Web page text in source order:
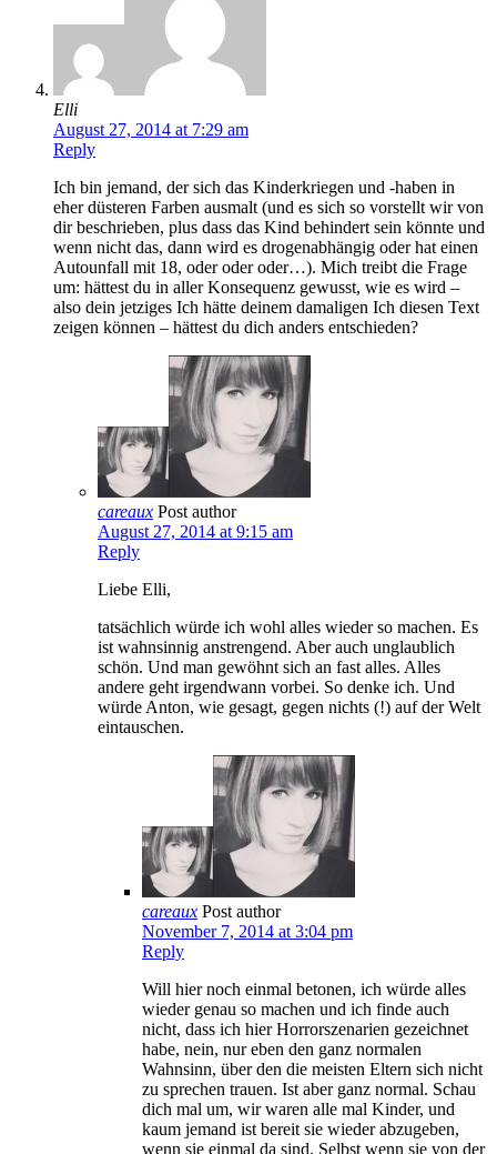
Elli
August 27, 2014 at 7:29 am
Reply
Ich bin jemand, der sich das Kinderkriegen und -haben in
eher düsteren Farben ausmalt (und es sich so vorstellt wir von
dir beschrieben, plus dass das Kind behindert sein könnte und
wenn nicht das, dann wird es drogenabhängig oder hat einen
Autounfall mit 18, oder oder oder…). Mich treibt die Frage
um: hättest du in aller Konsequenz gewusst, wie es wird –
also dein jetziges Ich hätte deinem damaligen Ich diesen Text
zeigen können – hättest du dich anders entschieden?
careaux Post author
August 27, 2014 at 9:15 am
Reply
Liebe Elli,
tatsächlich würde ich wohl alles wieder so machen. Es
ist wahnsinnig anstrengend. Aber auch unglaublich
schön. Und man gewöhnt sich an fast alles. Alles
andere geht irgendwann vorbei. So denke ich. Und
würde Anton, wie gesagt, gegen nichts (!) auf der Welt
eintauschen.
careaux Post author
November 7, 2014 at 3:04 pm
Reply
Will hier noch einmal betonen, ich würde alles
wieder genau so machen und ich finde auch
nicht, dass ich hier Horrorszenarien gezeichnet
habe, nein, nur eben den ganz normalen
Wahnsinn, über den die meisten Eltern sich nicht
zu sprechen trauen. Ist aber ganz normal. Schau
dich mal um, wir waren alle mal Kinder, und
kaum jemand ist bereit sie wieder abzugeben,
wenn sie einmal da sind. Selbst wenn sie von der